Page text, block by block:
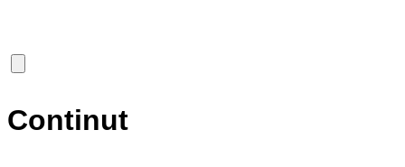
Continut